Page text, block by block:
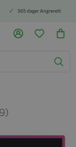
365 dager Angrerett